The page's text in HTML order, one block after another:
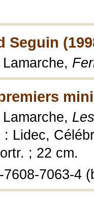
Seguin
: Lidec,
; 22 cm.
7063-4